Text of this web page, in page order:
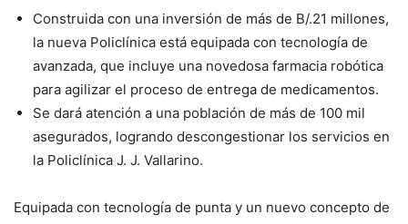
Construida con una inversión de más de B/.21 millones,
la nueva Policlínica está equipada con tecnología de
avanzada, que incluye una novedosa farmacia robótica
para agilizar el proceso de entrega de medicamentos.
Se dará atención a una población de más de 100 mil
asegurados, logrando descongestionar los servicios en
la Policlínica J. J. Vallarino.
Equipada con tecnología de punta y un nuevo concepto de